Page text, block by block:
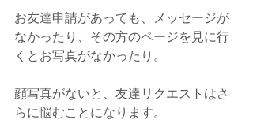
お友達申請があっても、メッセージが
なかったり、その方のページを見に行
くとお写真がなかったり。
顔写真がないと、友達リクエストはさ
らに悩むことになります。